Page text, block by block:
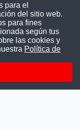
para el
del sitio web.
para fines
según tus
las cookies y
Política de